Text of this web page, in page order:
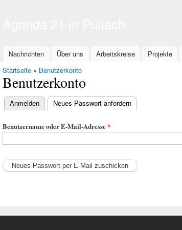
Hauptmenü
Nachrichten Über uns Arbeitskreise Projekte
Sie sind hier
Startseite » Benutzerkonto
Benutzerkonto
Haupt-
Anmelden Neues Passwort anfordern
Benutzername oder E-Mail-Adresse*